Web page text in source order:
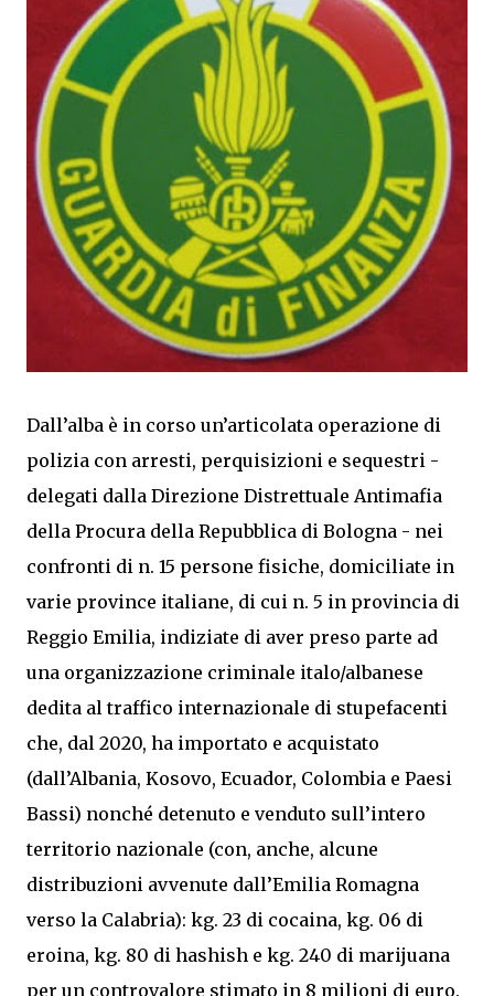
Dall’alba è in corso un’articolata operazione di
polizia con arresti, perquisizioni e sequestri -
delegati dalla Direzione Distrettuale Antimafia
della Procura della Repubblica di Bologna - nei
confronti di n. 15 persone fisiche, domiciliate in
varie province italiane, di cui n. 5 in provincia di
Reggio Emilia, indiziate di aver preso parte ad
una organizzazione criminale italo/albanese
dedita al traffico internazionale di stupefacenti
che, dal 2020, ha importato e acquistato
(dall’Albania, Kosovo, Ecuador, Colombia e Paesi
Bassi) nonché detenuto e venduto sull’intero
territorio nazionale (con, anche, alcune
distribuzioni avvenute dall’Emilia Romagna
verso la Calabria): kg. 23 di cocaina, kg. 06 di
eroina, kg. 80 di hashish e kg. 240 di marijuana
per un controvalore stimato in 8 milioni di euro.